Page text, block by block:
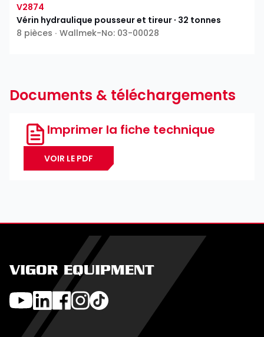
V2874
Vérin hydraulique pousseur et tireur ∙ 32 tonnes
8 pièces ∙ Wallmek-No: 03-00028
Documents & téléchargements
Imprimer la fiche technique
VOIR LE PDF
VIGOR EQUIPMENT